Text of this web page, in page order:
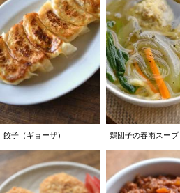
餃子（ギョーザ） 鶏団子の春雨スープ